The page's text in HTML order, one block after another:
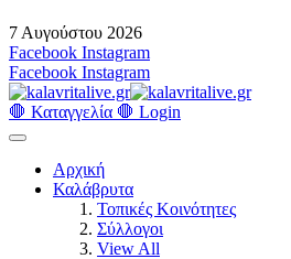
7 Αυγούστου 2026
Facebook Instagram
Facebook Instagram
🛑 Καταγγελία 🛑 Login
Αρχική
Καλάβρυτα
Τοπικές Κοινότητες
Σύλλογοι
View All